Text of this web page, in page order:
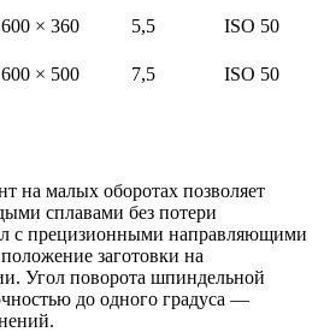
× 360 5,5
ISO 50
× 500 7,5 ISO 50
на малых оборотах позволяет
сплавами без потери
с прецизионными направляющими
заготовки на
Угол поворота шпиндельной
до одного градуса —